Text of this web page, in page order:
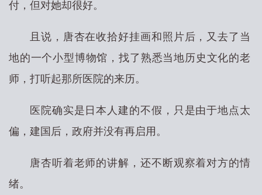
付，但对她却很好。
且说，唐杏在收拾好挂画和照片后，又去了当
地的一个小型博物馆，找了熟悉当地历史文化的老
师，打听起那所医院的来历。
医院确实是日本人建的不假，只是由于地点太
偏，建国后，政府并没有再启用。
唐杏听着老师的讲解，还不断观察着对方的情
绪。